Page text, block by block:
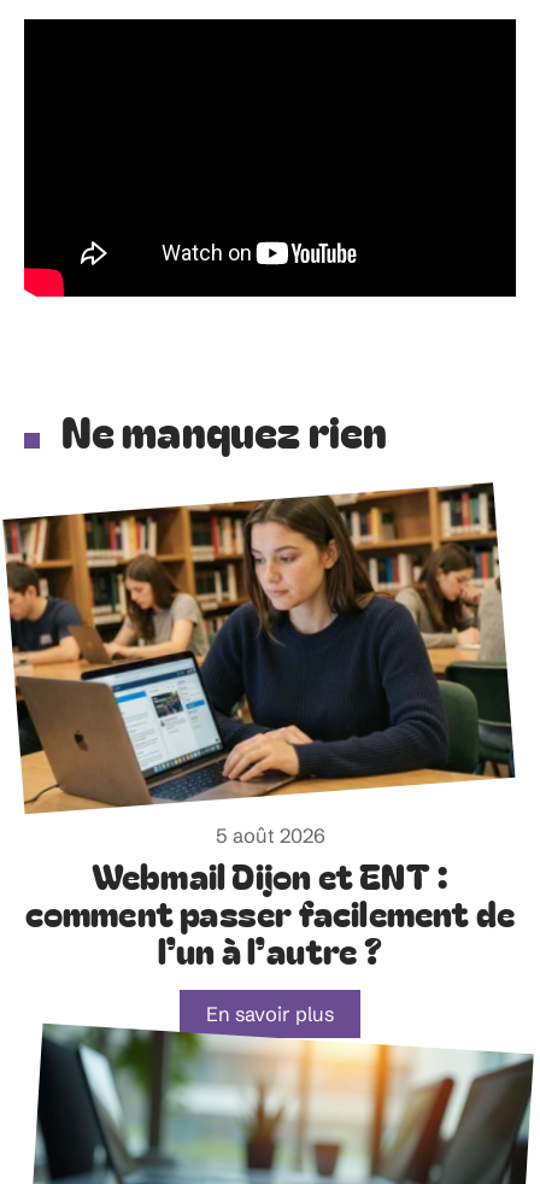
Ne manquez rien
5 août 2026
Webmail Dijon et ENT :
comment passer facilement de
l’un à l’autre ?
En savoir plus